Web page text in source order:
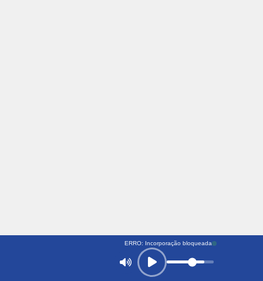
ERRO: Incorporação bloqueada